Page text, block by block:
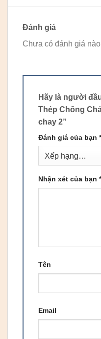
Đánh giá
Chưa có đánh giá
Hãy là người
Thép Chống
chay 2”
Đánh giá của bạn *
Nhận xét của bạn *
Tên
Email